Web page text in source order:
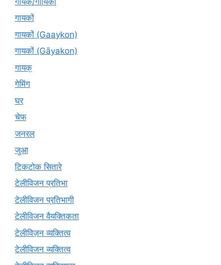
गायकों
गायकों (Gaaykon)
गायकों (Gāyakon)
गायक्
गेमिंग
घर
चेफ
जनरल
जुआ
टिकटोक सितारे
टेलीविजन प्रतिभा
टेलीविजन प्रतिभागी
टेलीविजन वैयक्तिकता
टेलीविज़न व्यक्तित्व
टेलीविजन व्यक्तित्व